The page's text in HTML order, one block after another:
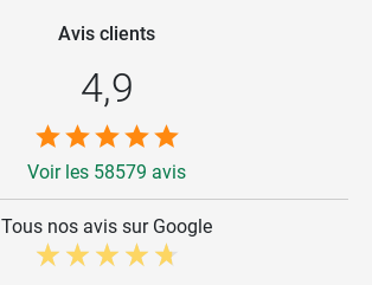
Avis clients
4,9
Voir les 58579 avis
Tous nos avis sur Google